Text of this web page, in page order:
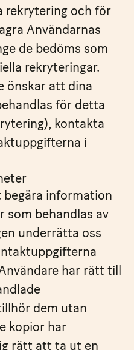
rekrytering och för
Användarnas
de bedöms som
rekryteringar.
önskar att dina
för detta
kontakta
i
information
som behandlas av
underrätta oss
har rätt till
dem utan
kopior har
rätt att ta ut en